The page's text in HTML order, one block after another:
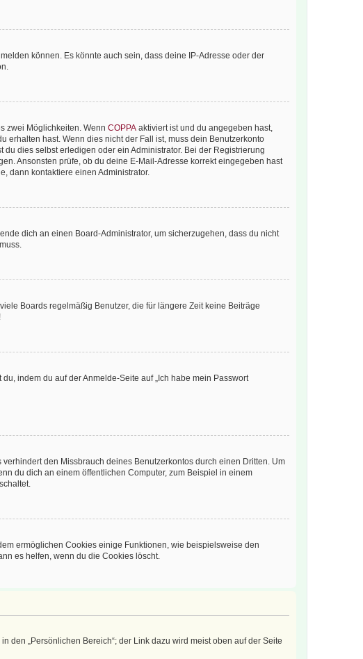
können. Es könnte auch sein, dass deine IP-Adresse oder der
zwei Möglichkeiten. Wenn COPPA aktiviert ist und du angegeben hast,
erhalten hast. Wenn dies nicht der Fall ist, muss dein Benutzerkonto
dies selbst erledigen oder ein Administrator. Bei der Registrierung
Ansonsten prüfe, ob du deine E-Mail-Adresse korrekt eingegeben hast
dann kontaktiere einen Administrator.
dich an einen Board-Administrator, um sicherzugehen, dass du nicht
Boards regelmäßig Benutzer, die für längere Zeit keine Beiträge
indem du auf der Anmelde-Seite auf „Ich habe mein Passwort
den Missbrauch deines Benutzerkontos durch einen Dritten. Um
du dich an einem öffentlichen Computer, zum Beispiel in einem
ermöglichen Cookies einige Funktionen, wie beispielsweise den
es helfen, wenn du die Cookies löscht.
„Persönlichen Bereich“; der Link dazu wird meist oben auf der Seite